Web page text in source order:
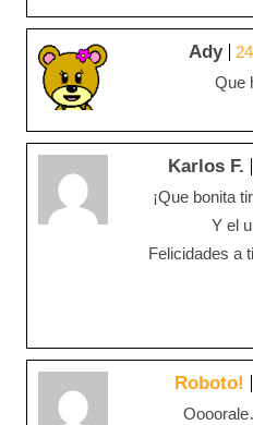
Ady
Que
Karlos F.
¡Que bonita
Y el
Felicidades a
Roboto!